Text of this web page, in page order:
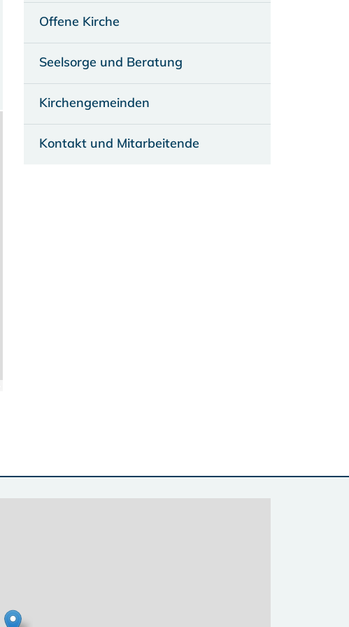
Offene Kirche
Seelsorge und Beratung
Kirchengemeinden
Kontakt und Mitarbeitende